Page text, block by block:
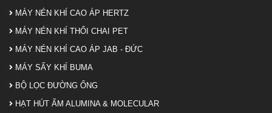
MÁY NÉN KHÍ CAO ÁP HERTZ
MÁY NÉN KHÍ THỔI CHAI PET
MÁY NÉN KHÍ CAO ÁP JAB - ĐỨC
MÁY SẤY KHÍ BUMA
BỘ LỌC ĐƯỜNG ỐNG
HẠT HÚT ẨM ALUMINA & MOLECULAR